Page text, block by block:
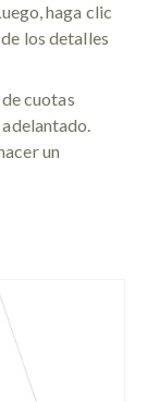
haga clic
los detalles
cuotas
un